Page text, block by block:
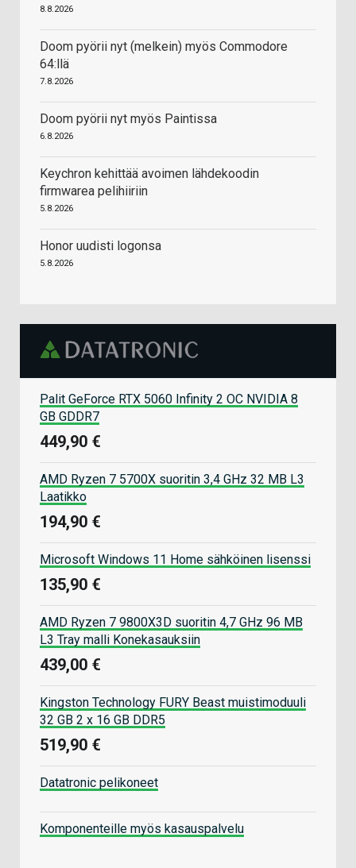
8.8.2026
Doom pyörii nyt (melkein) myös Commodore
64:llä
7.8.2026
Doom pyörii nyt myös Paintissa
6.8.2026
Keychron kehittää avoimen lähdekoodin
firmwarea pelihiiriin
5.8.2026
Honor uudisti logonsa
5.8.2026
Palit GeForce RTX 5060 Infinity 2 OC NVIDIA 8
GB GDDR7
449,90 €
AMD Ryzen 7 5700X suoritin 3,4 GHz 32 MB L3
Laatikko
194,90 €
Microsoft Windows 11 Home sähköinen lisenssi
135,90 €
AMD Ryzen 7 9800X3D suoritin 4,7 GHz 96 MB
L3 Tray malli Konekasauksiin
439,00 €
Kingston Technology FURY Beast muistimoduuli
32 GB 2 x 16 GB DDR5
519,90 €
Datatronic pelikoneet
Komponenteille myös kasauspalvelu